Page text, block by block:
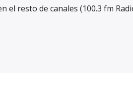
el resto de canales (100.3 fm